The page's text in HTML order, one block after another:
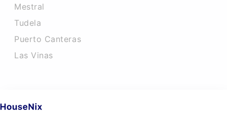
Mestral
Tudela
Puerto Canteras
Las Vinas